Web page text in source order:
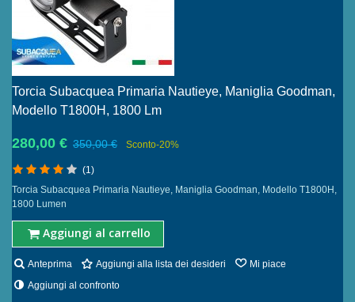
Torcia Subacquea Primaria Nautieye, Maniglia Goodman,
Modello T1800H, 1800 Lm
280,00 € 350,00 € Sconto-20%
(1)
Torcia Subacquea Primaria Nautieye, Maniglia Goodman, Modello T1800H,
1800 Lumen
Aggiungi al carrello
Anteprima Aggiungi alla lista dei desideri
Mi piace
Aggiungi al confronto